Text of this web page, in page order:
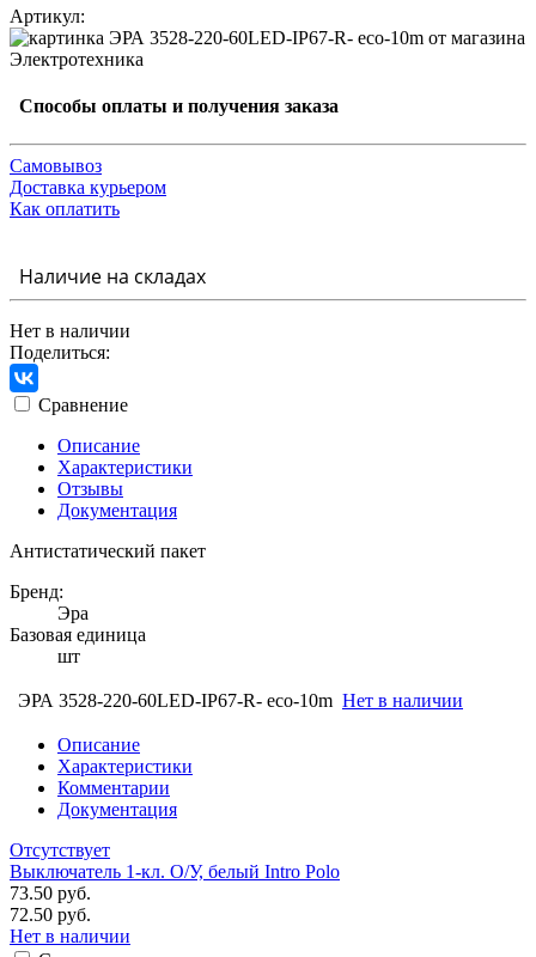
Артикул:
Способы оплаты и получения заказа
Самовывоз
Доставка курьером
Как оплатить
Наличие на складах
Нет в наличии
Поделиться:
Сравнение
Описание
Характеристики
Отзывы
Документация
Антистатический пакет
Бренд:
Эра
Базовая единица
шт
ЭРА 3528-220-60LED-IP67-R- eco-10m Нет в наличии
Описание
Характеристики
Комментарии
Документация
Отсутствует
Выключатель 1-кл. O/У, белый Intro Polo
73.50 руб.
72.50 руб.
Нет в наличии